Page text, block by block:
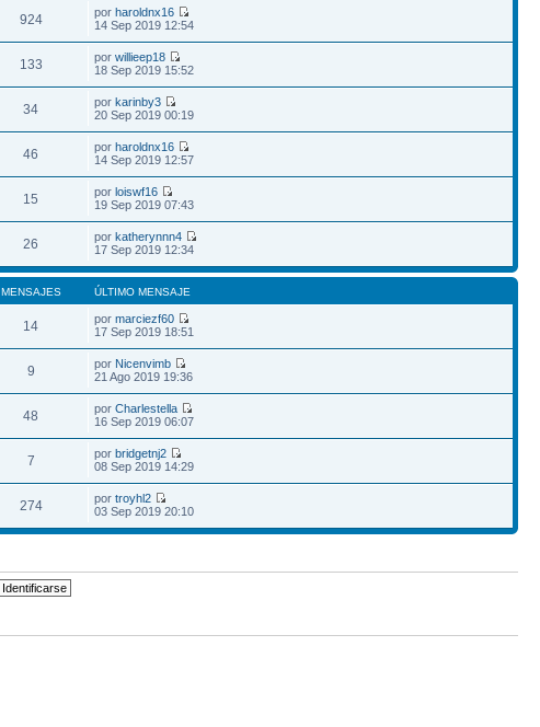
924 porharoldnx16
14 Sep 2019 12:54
133 porwillieep18
18 Sep 2019 15:52
34 porkarinby3
20 Sep 2019 00:19
46 porharoldnx16
14 Sep 2019 12:57
15 porloiswf16
19 Sep 2019 07:43
26 porkatherynnn4
17 Sep 2019 12:34
MENSAJES ÚLTIMO MENSAJE
14 pormarciezf60
17 Sep 2019 18:51
9 por Nicenvimb
21 Ago 2019 19:36
48 porCharlestella
16 Sep 2019 06:07
7 porbridgetnj2
08 Sep 2019 14:29
274 portroyhl2
03 Sep 2019 20:10